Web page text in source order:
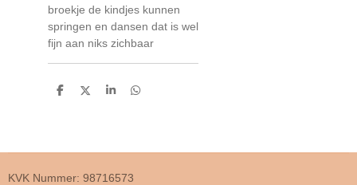
broekje de kindjes kunnen
springen en dansen dat is wel
fijn aan niks zichbaar
D
D
S
D
KVK Nummer: 98716573